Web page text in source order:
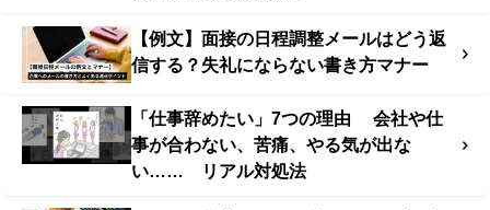
【例文】面接の日程調整メールはどう返
信する？失礼にならない書き方マナー
「仕事辞めたい」7つの理由 会社や仕
事が合わない、苦痛、やる気が出な
い…… リアル対処法